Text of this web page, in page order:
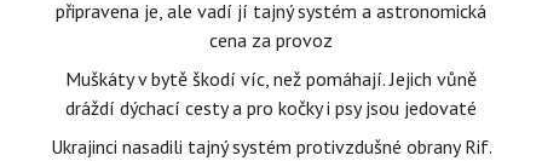
připravena je, ale vadí jí tajný systém a astronomická
cena za provoz
Muškáty v bytě škodí víc, než pomáhají. Jejich vůně
dráždí dýchací cesty a pro kočky i psy jsou jedovaté
Ukrajinci nasadili tajný systém protivzdušné obrany Rif.